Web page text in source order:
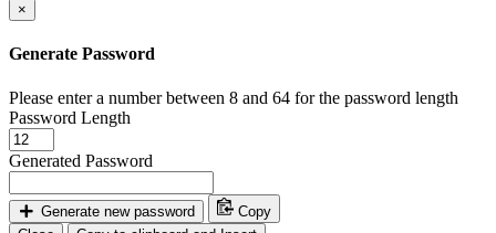
×
Generate Password
Please enter a number between 8 and 64 for the password length
Password Length
Generated Password
Generate new password
Copy